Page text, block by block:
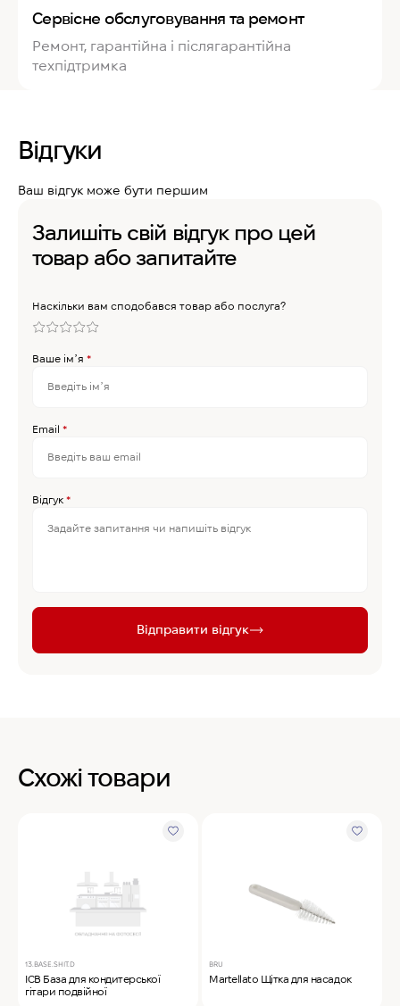
Сервісне обслуговування та ремонт
Ремонт, гарантійна і післягарантійна
техпідтримка
Відгуки
Ваш відгук може бути першим
Залишіть свій відгук про цей
товар або запитайте
Наскільки вам сподобався товар або послуга?
Ваше імʼя *
Email *
Відгук *
Відправити відгук
Схожі товари
13.BASE.SHIT.D
ICB База для кондитерської
гітари подвійної
BRU
Martellato Щітка для насадок